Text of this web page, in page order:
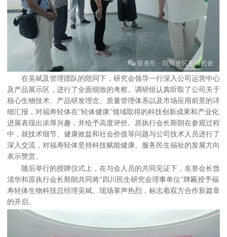
在吴斌及管理团队的陪同下，研究会领导一行深入公司运营中心
及产品展示区，进行了全面细致的考察。调研组认真听取了公司关于
核心生物技术、产品研发理念、质量管理体系以及市场应用前景的详
细汇报，对福寿轻体在“轻体健康”领域取得的科技创新成果和产业化
进展表现出浓厚兴趣，并给予高度评价。原执行会长斯朗在参观过程
中，就技术细节、健康效益和社会价值等问题与公司技术人员进行了
深入交流，对福寿轻体坚持科技赋能健康、服务民生福祉的发展方向
表示赞赏。
随后举行的授牌仪式上，在与会人员的共同见证下，名誉会长曾
清华和原执行会长斯朗共同将“四川民生研究会理事单位”牌匾授予福
寿轻体生物科技总经理吴斌。现场掌声热烈，标志着双方合作新篇章
的开启。